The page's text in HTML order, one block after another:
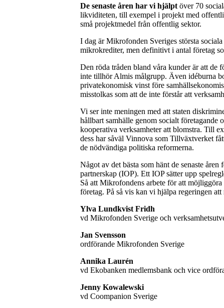
De senaste åren har vi hjälpt över 70
likviditeten, till exempel i projekt med
små projektmedel från offentlig sektor.
I dag är Mikrofonden Sveriges största
mikrokrediter, men definitivt i antal företag
Den röda tråden bland våra kunder är att
inte tillhör Almis målgrupp. Även idéburna
privatekonomisk vinst före
misstolkas som att de inte förstår att
Vi ser inte meningen med att staten
hållbart samhälle genom socialt
kooperativa verksamheter att blomstra. Till
dess har såväl Vinnova som Tillväxtverket
de nödvändiga politiska reformerna.
Något av det bästa som hänt de senaste
partnerskap (IOP). Ett IOP sätter upp
Så att Mikrofondens arbete för att
företag. På så vis kan vi hjälpa regeringen
Ylva Lundkvist Fridh
vd Mikrofonden Sverige och
Jan Svensson
ordförande Mikrofonden Sverige
Annika Laurén
vd Ekobanken medlemsbank och vice
Jenny Kowalewski
vd Coompanion Sverige